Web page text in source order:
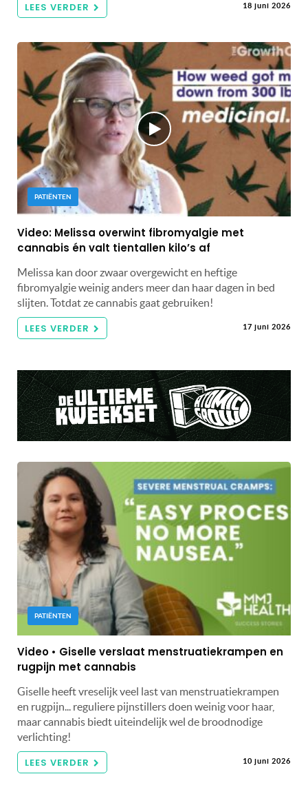
LEES VERDER 18 juni 2026
PATIËNTEN
Video: Melissa overwint fibromyalgie met
cannabis én valt tientallen kilo’s af
Melissa kan door zwaar overgewicht en heftige
fibromyalgie weinig anders meer dan haar dagen in bed
slijten. Totdat ze cannabis gaat gebruiken!
LEES VERDER 17 juni 2026
PATIËNTEN
Video • Giselle verslaat menstruatiekrampen en
rugpijn met cannabis
Giselle heeft vreselijk veel last van menstruatiekrampen
en rugpijn... reguliere pijnstillers doen weinig voor haar,
maar cannabis biedt uiteindelijk wel de broodnodige
verlichting!
LEES VERDER 10 juni 2026